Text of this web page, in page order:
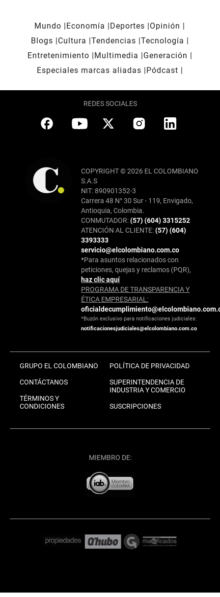
Mundo Economía Deportes
Opinión
Blogs
Cultura Tendencias Tecnología
Entretenimiento
Multimedia
Generación
Especiales marcas aliadas
Pódcast
REDES SOCIALES
COPYRIGHT © 2026 EL COLOMBIANO
S.A.S
NIT: 890901352-3
Carrera 48 N° 30 Sur - 119, Envigado,
Antioquia, Colombia.
CONMUTADOR:(57) (604) 3315252
ATENCIÓN AL CLIENTE:(57) (604)
3393333
servicio@elcolombiano.com.co
*Para asuntos relacionados con
peticiones, quejas y reclamos (PQR),
haz clic aquí
PROGRAMA DE TRANSPARENCIA Y
ÉTICA EMPRESARIAL:
*Buzón exclusivo para notificaciones judiciales:
notificacionesjudiciales@elcolombiano.com.co
GRUPO EL COLOMBIANO
CONTÁCTANOS
TÉRMINOS Y
CONDICIONES
POLÍTICA DE PRIVACIDAD
SUPERINTENDENCIA DE
INDUSTRIA Y COMERCIO
SUSCRIPCIONES
MIEMBRO DE: